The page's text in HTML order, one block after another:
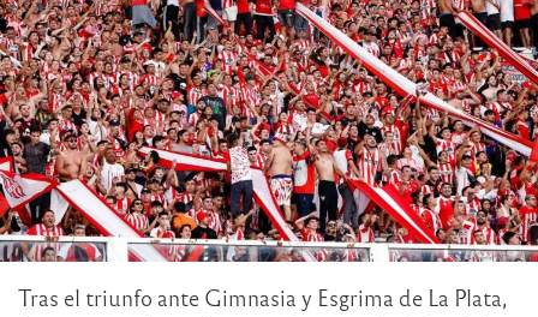
Tras el triunfo ante Gimnasia y Esgrima de La Plata,